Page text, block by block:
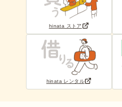
hinata ストア
hinata レンタル